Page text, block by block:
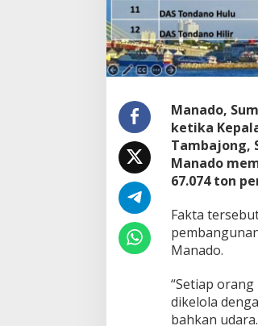
T
n
j
a
h
a
r
i
,
B
p
e
b
a
n
Manado,
ketika
Tambajong,
Manado
67.074 ton
Fakta
Manado.
“Setiap
dikelola
bahkan